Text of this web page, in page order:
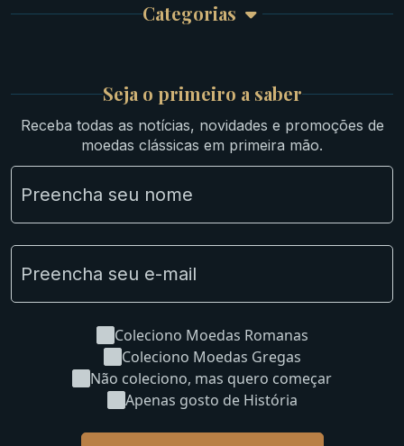
Atendimento
Categorias
Ouro
Ibéricas
Lotes Grandes
Material Numismático
NGC e NNC Encapsuladas
Novidades
Seja o primeiro a saber
Receba todas as notícias, novidades e promoções de
moedas clássicas em primeira mão.
Coleciono Moedas Romanas
Coleciono Moedas Gregas
Não coleciono, mas quero começar
Apenas gosto de História